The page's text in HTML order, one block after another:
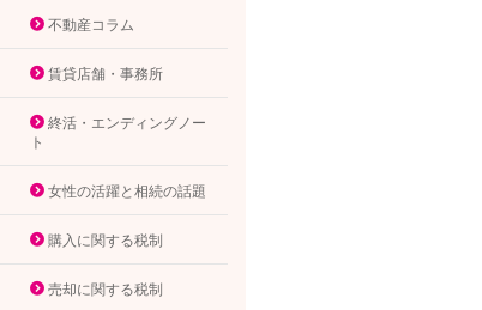
不動産コラム
賃貸店舗・事務所
終活・エンディングノー
ト
女性の活躍と相続の話題
購入に関する税制
売却に関する税制